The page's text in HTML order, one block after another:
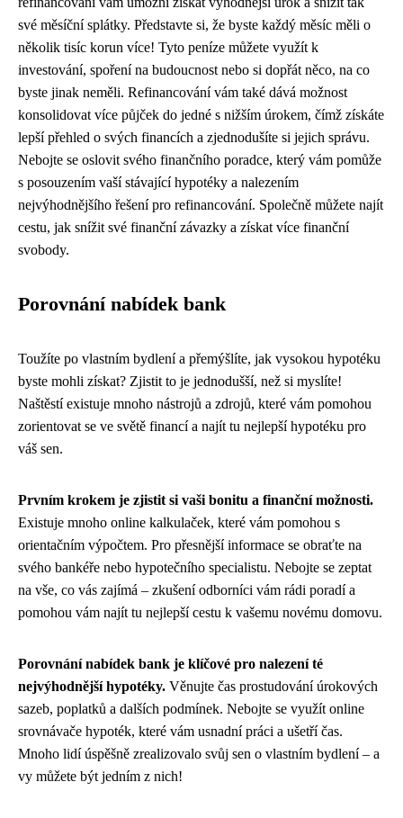
své měsíční splátky. Představte si, že byste každý měsíc měli o
několik tisíc korun více! Tyto peníze můžete využít k
investování, spoření na budoucnost nebo si dopřát něco, na co
byste jinak neměli. Refinancování vám také dává možnost
konsolidovat více půjček do jedné s nižším úrokem, čímž získáte
lepší přehled o svých financích a zjednodušíte si jejich správu.
Nebojte se oslovit svého finančního poradce, který vám pomůže
s posouzením vaší stávající hypotéky a nalezením
nejvýhodnějšího řešení pro refinancování. Společně můžete najít
cestu, jak snížit své finanční závazky a získat více finanční
svobody.
Porovnání nabídek bank
Toužíte po vlastním bydlení a přemýšlíte, jak vysokou hypotéku
byste mohli získat? Zjistit to je jednodušší, než si myslíte!
Naštěstí existuje mnoho nástrojů a zdrojů, které vám pomohou
zorientovat se ve světě financí a najít tu nejlepší hypotéku pro
váš sen.
Prvním krokem je zjistit si vaši bonitu a finanční možnosti.
Existuje mnoho online kalkulaček, které vám pomohou s
orientačním výpočtem. Pro přesnější informace se obraťte na
svého bankéře nebo hypotečního specialistu. Nebojte se zeptat
na vše, co vás zajímá – zkušení odborníci vám rádi poradí a
pomohou vám najít tu nejlepší cestu k vašemu novému domovu.
Porovnání nabídek bank je klíčové pro nalezení té
nejvýhodnější hypotéky. Věnujte čas prostudování úrokových
sazeb, poplatků a dalších podmínek. Nebojte se využít online
srovnávače hypoték, které vám usnadní práci a ušetří čas.
Mnoho lidí úspěšně zrealizovalo svůj sen o vlastním bydlení – a
vy můžete být jedním z nich!